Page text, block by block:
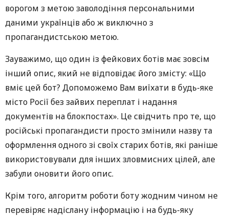
ворогом з метою заволодіння персональними
даними українців або ж виключно з
пропагандистською метою.
Зауважимо, що один із фейкових ботів має зовсім
інший опис, який не відповідає його змісту: «Що
вміє цей бот? Допоможемо Вам виїхати в будь-яке
місто Росії без зайвих переплат і надання
документів на блокпостах». Це свідчить про те, що
російські пропагандисти просто змінили назву та
оформлення одного зі своїх старих ботів, які раніше
використовували для інших зловмисних цілей, але
забули оновити його опис.
Крім того, алгоритм роботи боту жодним чином не
перевіряє надіслану інформацію і на будь-яку